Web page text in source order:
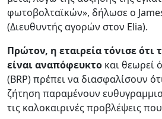
φωτοβολταϊκών», δήλωσε ο
(Διευθυντής αγορών στον Elia).
Πρώτον, η εταιρεία τόνισε ότι
είναι αναπόφευκτο και θεωρεί
(BRP) πρέπει να διασφαλίσουν
ζήτηση παραμένουν
τις καλοκαιρινές προβλέψεις